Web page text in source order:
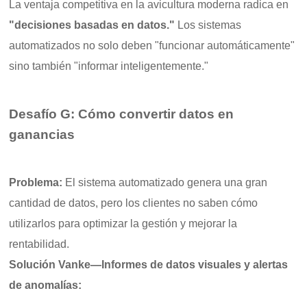
La ventaja competitiva en la avicultura moderna radica en
"decisiones basadas en datos." Los sistemas
automatizados no solo deben "funcionar automáticamente"
sino también "informar inteligentemente."
Desafío G: Cómo convertir datos en
ganancias
Problema: El sistema automatizado genera una gran
cantidad de datos, pero los clientes no saben cómo
utilizarlos para optimizar la gestión y mejorar la
rentabilidad.
Solución Vanke—Informes de datos visuales y alertas
de anomalías: